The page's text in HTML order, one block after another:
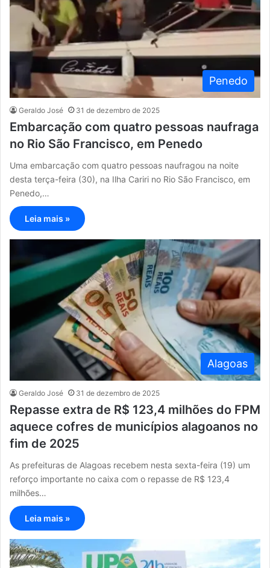
Penedo
Geraldo José 31 de dezembro de 2025
Embarcação com quatro pessoas naufraga
no Rio São Francisco, em Penedo
Uma embarcação com quatro pessoas naufragou na noite
desta terça-feira (30), na Ilha Cariri no Rio São Francisco, em
Penedo,…
Leia mais »
Alagoas
Geraldo José 31 de dezembro de 2025
Repasse extra de R$ 123,4 milhões do FPM
aquece cofres de municípios alagoanos no
fim de 2025
As prefeituras de Alagoas recebem nesta sexta-feira (19) um
reforço importante no caixa com o repasse de R$ 123,4
milhões…
Leia mais »